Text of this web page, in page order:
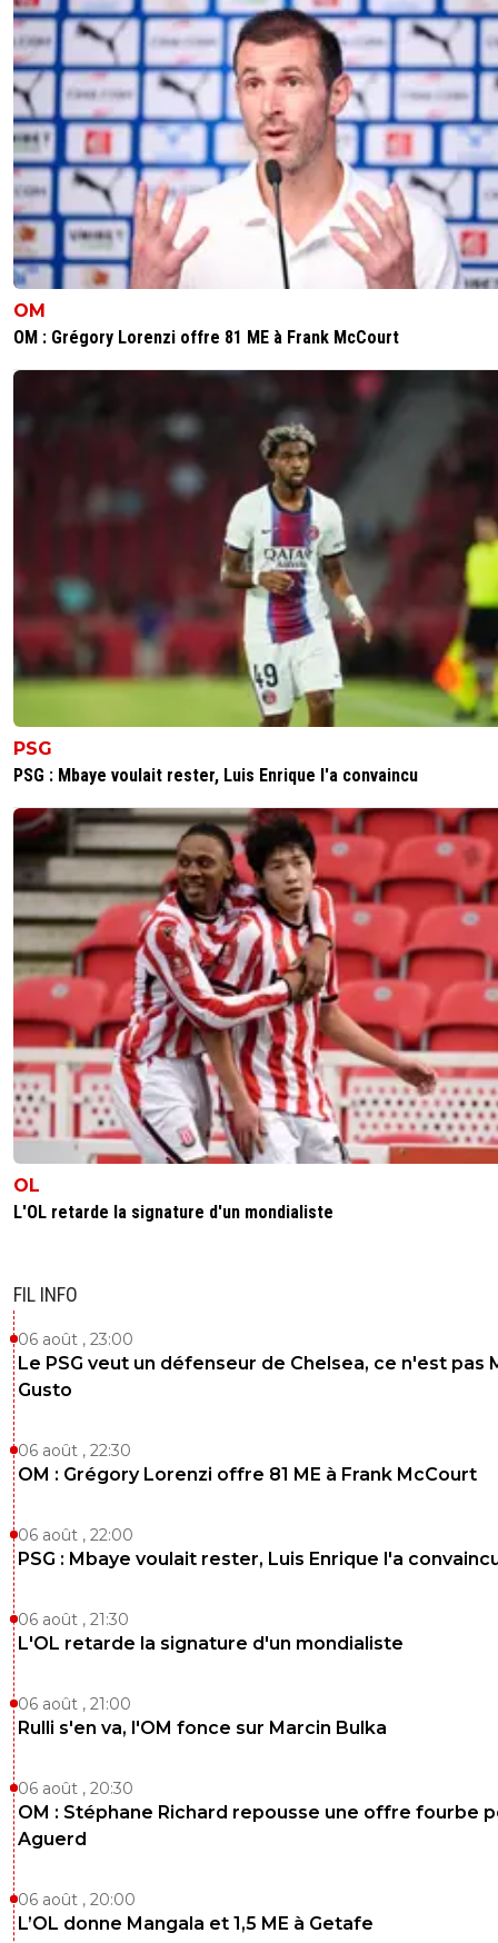
OM
OM : Grégory Lorenzi offre 81 ME à Frank McCourt
PSG
PSG : Mbaye voulait rester, Luis Enrique l'a convaincu
OL
L'OL retarde la signature d'un mondialiste
FIL INFO
06 août , 23:00
Le PSG veut un défenseur de Chelsea, ce n'est pas
Gusto
06 août , 22:30
OM : Grégory Lorenzi offre 81 ME à Frank McCourt
06 août , 22:00
PSG : Mbaye voulait rester, Luis Enrique l'a
06 août , 21:30
L'OL retarde la signature d'un mondialiste
06 août , 21:00
Rulli s'en va, l'OM fonce sur Marcin Bulka
06 août , 20:30
OM : Stéphane Richard repousse une offre fourbe
Aguerd
06 août , 20:00
L’OL donne Mangala et 1,5 ME à Getafe